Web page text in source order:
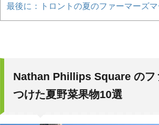
最後に：トロントの夏のファーマーズ
Nathan Phillips Square のフ
つけた夏野菜果物10選